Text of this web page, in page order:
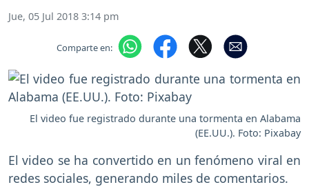
Jue, 05 Jul 2018 3:14 pm
Comparte en:
El video fue registrado durante una tormenta en Alabama
(EE.UU.). Foto: Pixabay
El video se ha convertido en un fenómeno viral en
redes sociales, generando miles de comentarios.